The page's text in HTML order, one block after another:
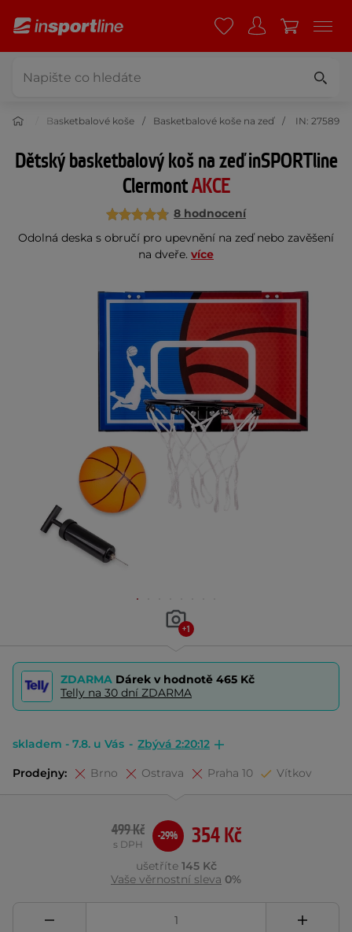
Basketbalové koše Basketbalové koše na zeď IN: 27589
Dětský basketbalový koš na zeď inSPORTline
ClermontAKCE
8 hodnocení
Odolná deska s obručí pro upevnění na zeď nebo zavěšení
na dveře. více
+1
ZDARMA Dárek v hodnotě 465 Kč
Telly na 30 dní ZDARMA
skladem - 7.8. u Vás - Zbývá 2:20:12
Prodejny: Brno Ostrava Praha 10 Vítkov
354 Kč
499 Kč
s DPH
-29%
ušetříte 145 Kč
Vaše věrnostní sleva 0%